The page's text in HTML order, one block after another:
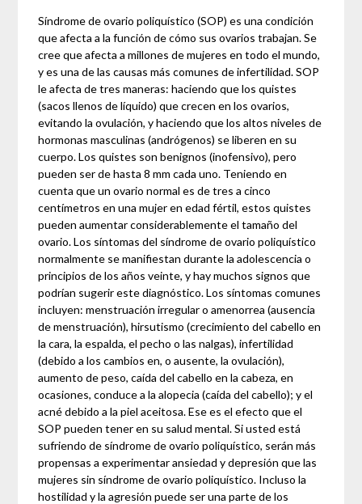
Síndrome de ovario poliquístico (SOP) es una condición
que afecta a la función de cómo sus ovarios trabajan. Se
cree que afecta a millones de mujeres en todo el mundo,
y es una de las causas más comunes de infertilidad. SOP
le afecta de tres maneras: haciendo que los quistes
(sacos llenos de líquido) que crecen en los ovarios,
evitando la ovulación, y haciendo que los altos niveles de
hormonas masculinas (andrógenos) se liberen en su
cuerpo. Los quistes son benignos (inofensivo), pero
pueden ser de hasta 8 mm cada uno. Teniendo en
cuenta que un ovario normal es de tres a cinco
centímetros en una mujer en edad fértil, estos quistes
pueden aumentar considerablemente el tamaño del
ovario. Los síntomas del síndrome de ovario poliquístico
normalmente se manifiestan durante la adolescencia o
principios de los años veinte, y hay muchos signos que
podrían sugerir este diagnóstico. Los síntomas comunes
incluyen: menstruación irregular o amenorrea (ausencia
de menstruación), hirsutismo (crecimiento del cabello en
la cara, la espalda, el pecho o las nalgas), infertilidad
(debido a los cambios en, o ausente, la ovulación),
aumento de peso, caída del cabello en la cabeza, en
ocasiones, conduce a la alopecia (caída del cabello); y el
acné debido a la piel aceitosa. Ese es el efecto que el
SOP pueden tener en su salud mental. Si usted está
sufriendo de síndrome de ovario poliquístico, serán más
propensas a experimentar ansiedad y depresión que las
mujeres sin síndrome de ovario poliquístico. Incluso la
hostilidad y la agresión puede ser una parte de los